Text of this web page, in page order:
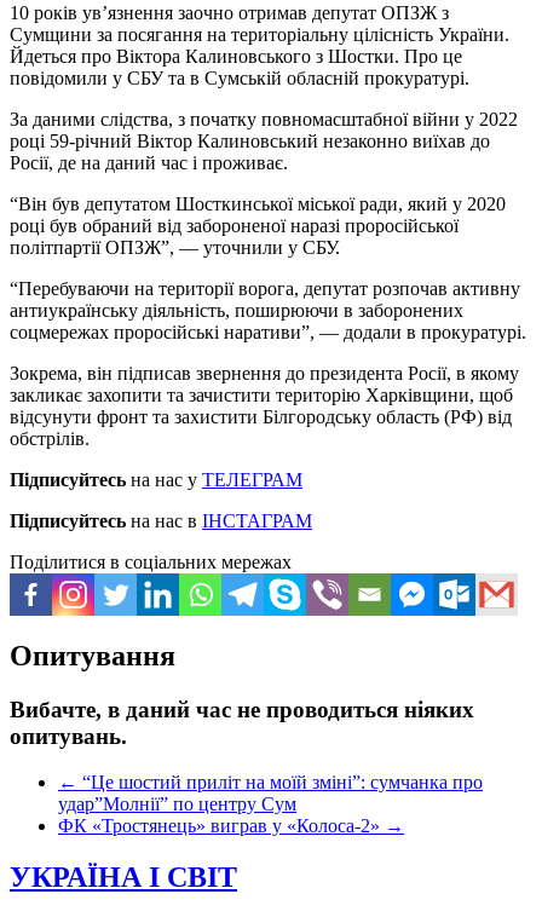
10 років ув’язнення заочно отримав депутат ОПЗЖ з
Сумщини за посягання на територіальну цілісність України.
Йдеться про Віктора Калиновського з Шостки. Про це
повідомили у СБУ та в Сумській обласній прокуратурі.
За даними слідства, з початку повномасштабної війни у 2022
році 59-річний Віктор Калиновський незаконно виїхав до
Росії, де на даний час і проживає.
“Він був депутатом Шосткинської міської ради, який у 2020
році був обраний від забороненої наразі проросійської
політпартії ОПЗЖ”, — уточнили у СБУ.
“Перебуваючи на території ворога, депутат розпочав активну
антиукраїнську діяльність, поширюючи в заборонених
соцмережах проросійські наративи”, — додали в прокуратурі.
Зокрема, він підписав звернення до президента Росії, в якому
закликає захопити та зачистити територію Харківщини, щоб
відсунути фронт та захистити Білгородську область (РФ) від
обстрілів.
Підписуйтесь на нас у ТЕЛЕГРАМ
Підписуйтесь на нас в ІНСТАГРАМ
Поділитися в соціальних мережах
Опитування
Вибачте, в даний час не проводиться ніяких
опитувань.
← “Це шостий приліт на моїй зміні”: сумчанка про
удар”Молнії” по центру Сум
ФК «Тростянець» виграв у «Колоса-2» →
УКРАЇНА І СВІТ